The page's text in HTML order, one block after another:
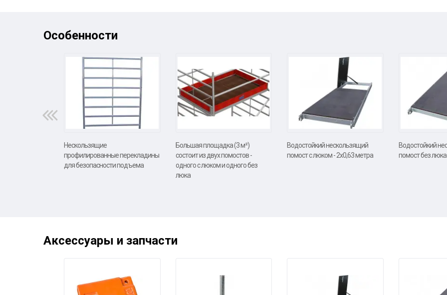
Особенности
Нескользящие
профилированные перекладины
для безопасности подъема
Большая площадка (3 м²)
состоит из двух помостов -
одного с люком и одного без
люка
Водостойкий нескользящий
помост с люком - 2х0,63 метра
Водостойкий
помост без
Аксессуары и запчасти